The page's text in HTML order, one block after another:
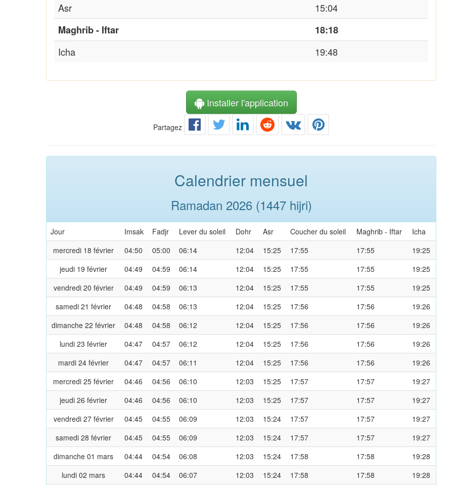
Asr
15:04
Maghrib - Iftar
18:18
Icha
19:48
Installer l'application
Partagez
Calendrier mensuel
Ramadan 2026 (1447 hijri)
Jour Imsak Fadjr Lever du soleil Dohr Asr Coucher du soleil Maghrib - Iftar
Icha
mercredi 18 février
04:50 05:00 06:14 12:04 15:25 17:55 17:55
19:25
jeudi 19 février
04:49 04:59 06:14 12:04 15:25 17:55 17:55
19:25
vendredi 20 février
04:49 04:59 06:13 12:04 15:25 17:55 17:55
19:25
samedi 21 février
04:48 04:58 06:13 12:04 15:25 17:56 17:56
19:26
dimanche 22 février
04:48 04:58 06:12 12:04 15:25 17:56 17:56
19:26
lundi 23 février
04:47 04:57 06:12 12:04 15:25 17:56 17:56
19:26
mardi 24 février
04:47 04:57 06:11 12:04 15:25 17:56 17:56
19:26
mercredi 25 février
04:46 04:56 06:10 12:03 15:25 17:57 17:57
19:27
jeudi 26 février
04:46 04:56 06:10 12:03 15:25 17:57 17:57
19:27
vendredi 27 février
04:45 04:55 06:09 12:03 15:24 17:57 17:57
19:27
samedi 28 février
04:45 04:55 06:09 12:03 15:24 17:57 17:57
19:27
dimanche 01 mars
04:44 04:54 06:08 12:03 15:24 17:58 17:58
19:28
lundi 02 mars
04:44 04:54 06:07 12:03 15:24 17:58 17:58
19:28